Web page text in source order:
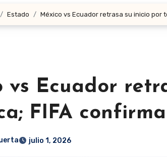
Estado México vs Ecuador retrasa su inicio por
vs Ecuador
FIFA
julio 1, 2026